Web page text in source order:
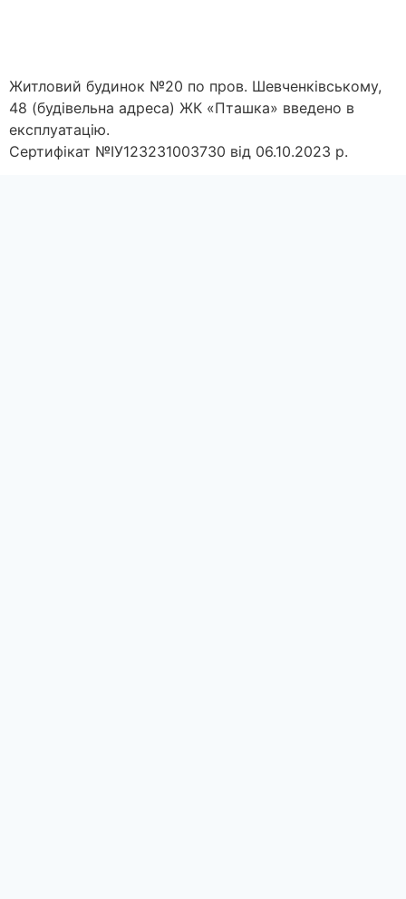
Житловий будинок №20 по пров. Шевченківському,
48 (будівельна адреса) ЖК «Пташка» введено в
експлуатацію.
Сертифікат №IУ123231003730 від 06.10.2023 р.